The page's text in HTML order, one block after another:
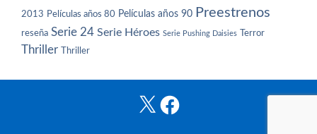
2013 Películas años 80 Películas años 90 Preestrenos
reseña Serie 24 Serie Héroes Serie Pushing Daisies Terror
Thriller Thriller
X Facebook